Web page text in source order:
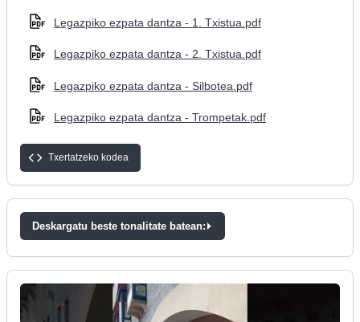
Legazpiko ezpata dantza - 1. Txistua.pdf
Legazpiko ezpata dantza - 2. Txistua.pdf
Legazpiko ezpata dantza - Silbotea.pdf
Legazpiko ezpata dantza - Trompetak.pdf
Txertatzeko kodea
Deskargatu beste tonalitate batean: